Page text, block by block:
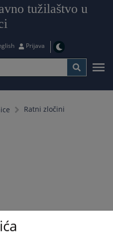
tužilaštvo u
Prijava
Ratni zločini